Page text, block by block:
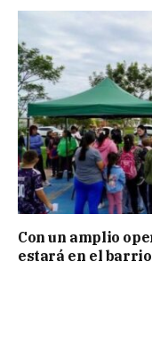
Con un amplio
estará en el